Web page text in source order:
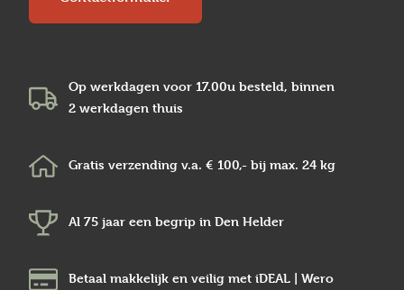
Op werkdagen voor 17.00u besteld, binnen
2 werkdagen thuis
Gratis verzending v.a. € 100,- bij max. 24 kg
Al 75 jaar een begrip in Den Helder
Betaal makkelijk en veilig met iDEAL | Wero